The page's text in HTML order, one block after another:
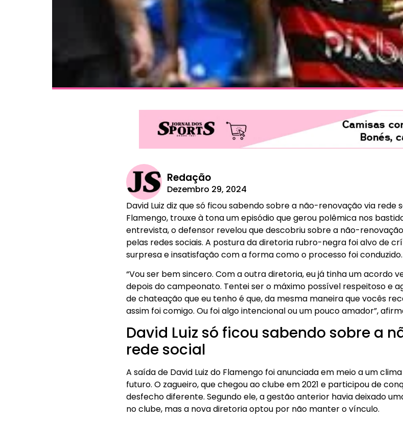
Redação
Dezembro 29, 2024
David Luiz diz que só ficou sabendo sobre a não-renovação via rede
Flamengo, trouxe à tona um episódio que gerou polêmica nos
entrevista, o defensor revelou que descobriu sobre a não-
pelas redes sociais. A postura da diretoria rubro-negra foi alvo de
surpresa e insatisfação com a forma como o processo foi conduzido.
“Vou ser bem sincero. Com a outra diretoria, eu já tinha um acordo
depois do campeonato. Tentei ser o máximo possível respeitoso e
de chateação que eu tenho é que, da mesma maneira que vocês
assim foi comigo. Ou foi algo intencional ou um pouco amador”,
David Luiz só ficou sabendo sobre a
rede social
A saída de David Luiz do Flamengo foi anunciada em meio a um
futuro. O zagueiro, que chegou ao clube em 2021 e participou de
desfecho diferente. Segundo ele, a gestão anterior havia deixado
no clube, mas a nova diretoria optou por não manter o vínculo.